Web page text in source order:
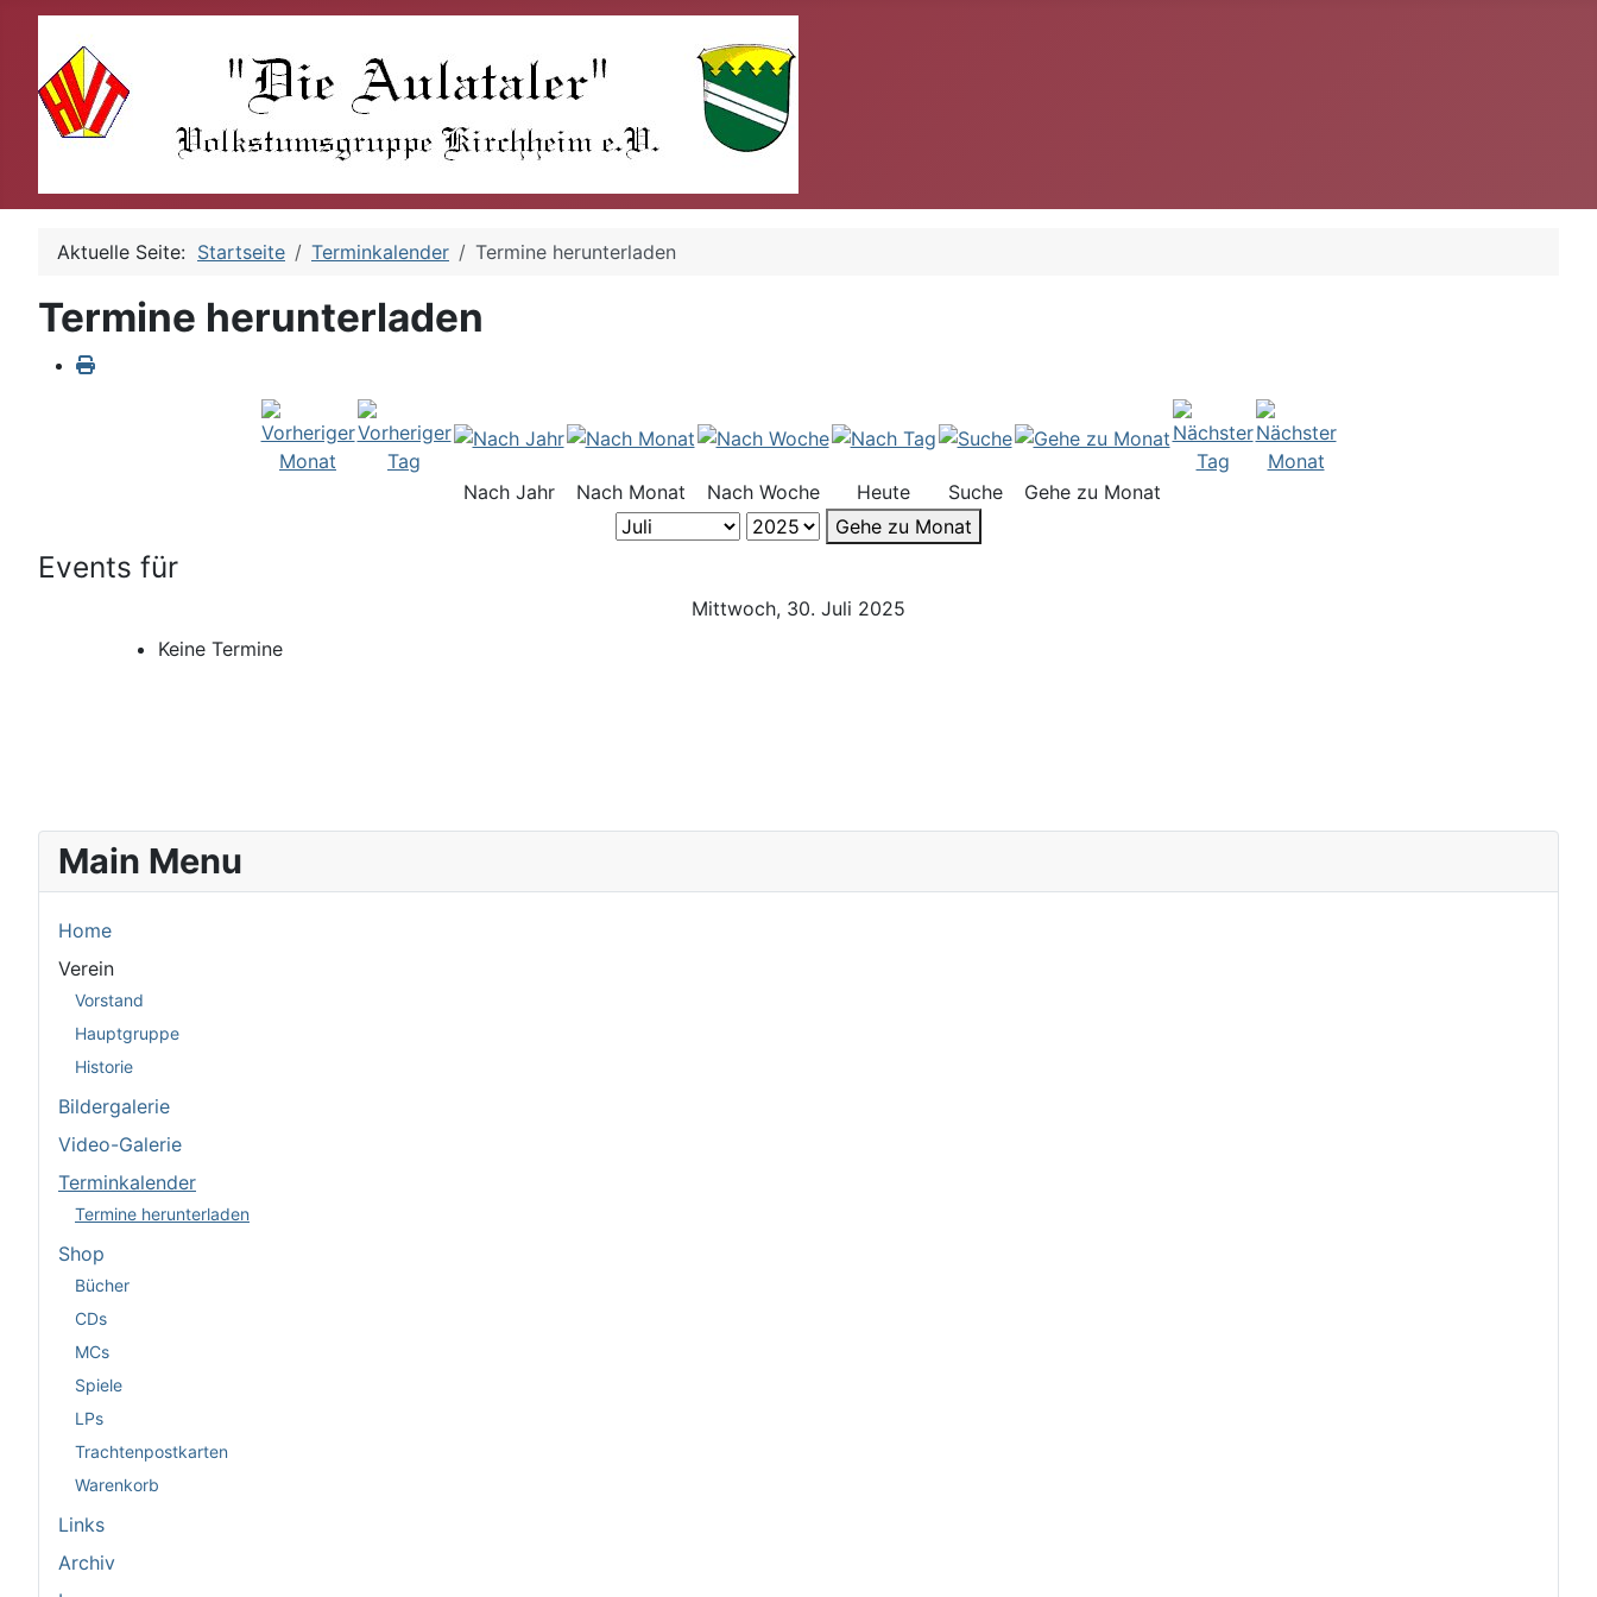
Aktuelle Seite: Startseite Terminkalender Termine herunterladen
Termine herunterladen
Nach Jahr Nach Monat Nach Woche Heute Suche
Gehe zu Monat
Gehe zu Monat
Events für
Mittwoch, 30. Juli 2025
Keine Termine
Main Menu
Home
Verein
Vorstand
Hauptgruppe
Historie
Bildergalerie
Video-Galerie
Terminkalender
Termine herunterladen
Shop
Bücher
CDs
MCs
Spiele
LPs
Trachtenpostkarten
Warenkorb
Links
Archiv